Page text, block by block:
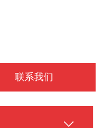
联系我们